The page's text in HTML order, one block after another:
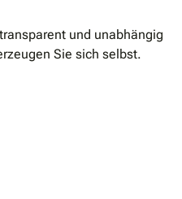
und unabhängig
Sie sich selbst.